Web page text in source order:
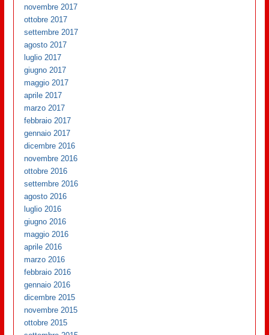
novembre 2017
ottobre 2017
settembre 2017
agosto 2017
luglio 2017
giugno 2017
maggio 2017
aprile 2017
marzo 2017
febbraio 2017
gennaio 2017
dicembre 2016
novembre 2016
ottobre 2016
settembre 2016
agosto 2016
luglio 2016
giugno 2016
maggio 2016
aprile 2016
marzo 2016
febbraio 2016
gennaio 2016
dicembre 2015
novembre 2015
ottobre 2015